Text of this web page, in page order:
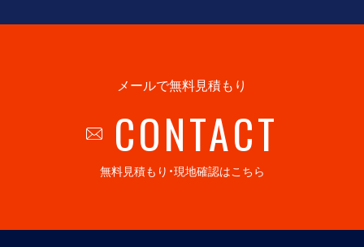
メールで無料見積もり
CONTACT
無料見積もり・現地確認はこちら